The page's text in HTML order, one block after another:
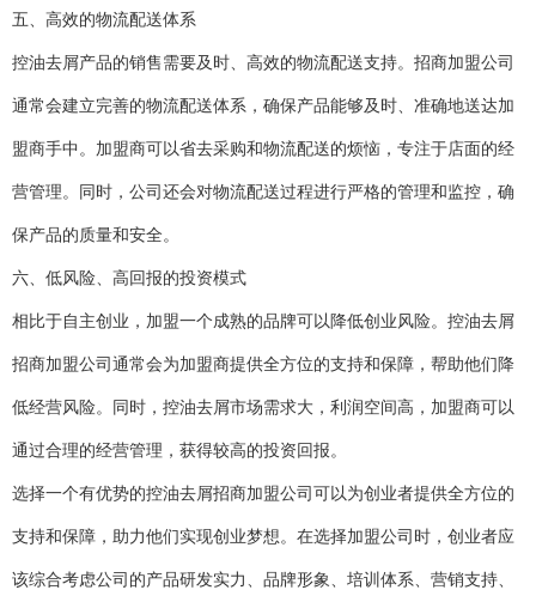
五、高效的物流配送体系
控油去屑产品的销售需要及时、高效的物流配送支持。招商加盟公司
通常会建立完善的物流配送体系，确保产品能够及时、准确地送达加
盟商手中。加盟商可以省去采购和物流配送的烦恼，专注于店面的经
营管理。同时，公司还会对物流配送过程进行严格的管理和监控，确
保产品的质量和安全。
六、低风险、高回报的投资模式
相比于自主创业，加盟一个成熟的品牌可以降低创业风险。控油去屑
招商加盟公司通常会为加盟商提供全方位的支持和保障，帮助他们降
低经营风险。同时，控油去屑市场需求大，利润空间高，加盟商可以
通过合理的经营管理，获得较高的投资回报。
选择一个有优势的控油去屑招商加盟公司可以为创业者提供全方位的
支持和保障，助力他们实现创业梦想。在选择加盟公司时，创业者应
该综合考虑公司的产品研发实力、品牌形象、培训体系、营销支持、